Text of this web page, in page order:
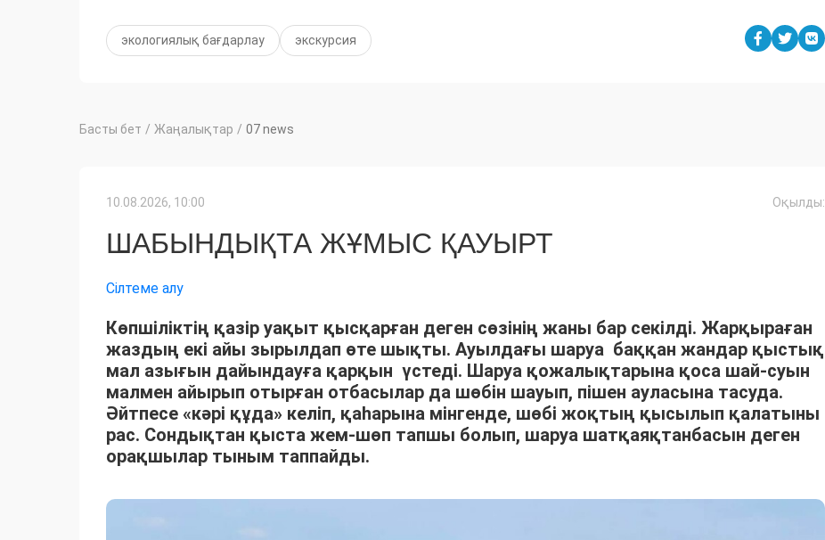
экологиялық бағдарлау экскурсия
Басты бет / Жаңалықтар / 07 news
10.08.2026, 10:00 Оқылды:
ШАБЫНДЫҚТА ЖҰМЫС ҚАУЫРТ
Сілтеме алу
Көпшіліктің қазір уақыт қысқарған деген сөзінің жаны бар секілді. Жарқыраған
жаздың екі айы зырылдап өте шықты. Ауылдағы шаруа баққан жандар қыстық
мал азығын дайындауға қарқын үстеді. Шаруа қожалықтарына қоса шай-суын
малмен айырып отырған отбасылар да шөбін шауып, пішен ауласына тасуда.
Әйтпесе «кәрі құда» келіп, қаһарына мінгенде, шөбі жоқтың қысылып қалатыны
рас. Сондықтан қыста жем-шөп тапшы болып, шаруа шатқаяқтанбасын деген
орақшылар тыным таппайды.